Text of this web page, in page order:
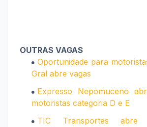
OUTRAS VAGAS
Oportunidade para
Gral abre vagas
Expresso Nepomuceno
motoristas categoria D e E
TIC Transportes abre